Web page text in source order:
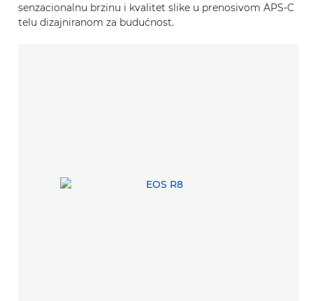
senzacionalnu brzinu i kvalitet slike u prenosivom APS-C
telu dizajniranom za budućnost.